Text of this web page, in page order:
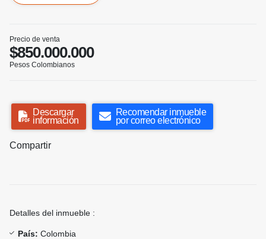
Precio de venta
$850.000.000
Pesos Colombianos
Descargar
información
Recomendar inmueble
por correo electrónico
Compartir
Detalles del inmueble :
País: Colombia